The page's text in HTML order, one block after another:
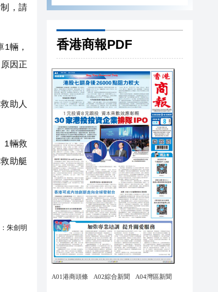
，請
輛，
因正
助人
1輛救
助艇
朱劍明
香港商報PDF